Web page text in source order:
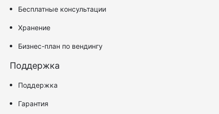
Бесплатные консультации
Хранение
Бизнес-план по вендингу
Поддержка
Поддержка
Гарантия